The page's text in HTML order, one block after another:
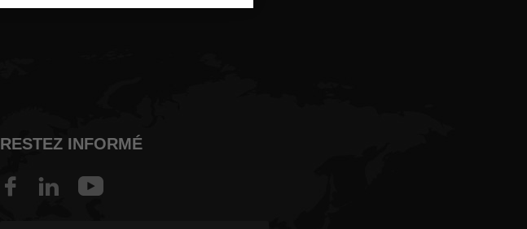
RESTEZ INFORMÉ